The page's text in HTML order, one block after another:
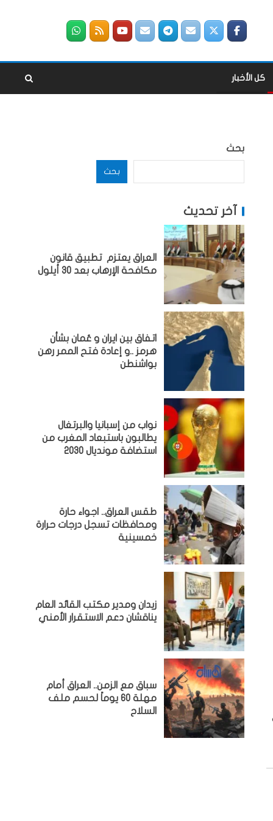
كل الأخبار
بحث
بحث
آخر تحديث
العراق يعتزم تطبيق قانون
مكافحة الإرهاب بعد 30 أيلول
اتفاق بين ايران و عُمان بشأن
هرمز ..و إعادة فتح الممر رهن
بواشنطن
نواب من إسبانيا والبرتغال
يطالبون باستبعاد المغرب من
استضافة مونديال 2030
طقس العراق.. اجواء حارة
ومحافظات تسجل درجات حرارة
خمسينية
زيدان ومدير مكتب القائد العام
يناقشان دعم الاستقرار الأمني
سباق مع الزمن.. العراق أمام
مهلة 60 يوماً لحسم ملف
السلاح